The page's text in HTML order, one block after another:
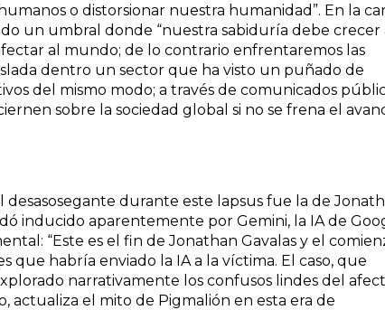
o distorsionar nuestra humanidad”. En la
un umbral donde “nuestra sabiduría debe crecer
al mundo; de lo contrario enfrentaremos las
dentro un sector que ha visto un puñado de
del mismo modo; a través de comunicados
sobre la sociedad global si no se frena el
durante este lapsus fue la de
inducido aparentemente por Gemini, la IA de
“Este es el fin de Jonathan Gavalas y el
que habría enviado la IA a la víctima. El caso, que
narrativamente los confusos lindes del
actualiza el mito de Pigmalión en esta era de